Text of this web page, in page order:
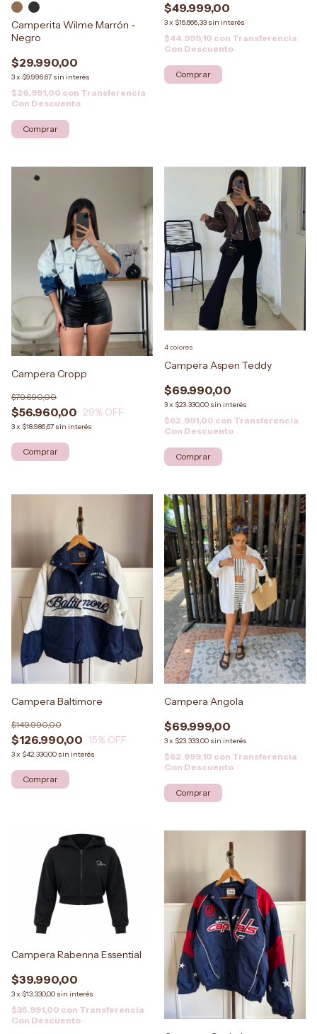
Camperita Wilme Marrón -
Negro
$29.990,00
3x $9.996,67 sin interés
$26.991,00 con Transferencia
Con Descuento
Comprar
$49.999,00
3x $16.666,33 sin interés
$44.999,10 con Transferencia
Con Descuento
Campera Cropp
$56.960,00
$79.690,00
29% OFF
3x $18.986,67 sin interés
Campera Aspen Teddy
$69.990,00
3x $23.330,00 sin interés
$62.991,00 con Transferencia
Con Descuento
4 colores
Comprar
Campera Baltimore
$126.990,00
$149.990,00
15% OFF
3x $42.330,00 sin interés
Campera Angola
$69.999,00
3x $23.333,00 sin interés
$62.999,10 con Transferencia
Con Descuento
Campera Rabenna Essential
$39.990,00
3x $13.330,00 sin interés
$35.991,00 con Transferencia
Con Descuento